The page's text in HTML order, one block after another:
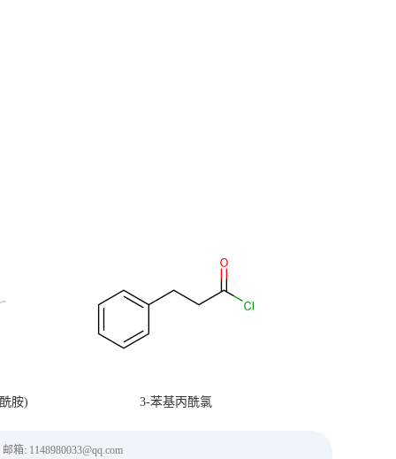
胺) 3-苯基丙酰氯
邮箱: 1148980033@qq.com